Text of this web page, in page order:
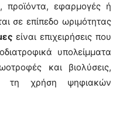
προϊόντα, εφαρμογές ή
σε επίπεδο ωριμότητας
είναι επιχειρήσεις που
υπολείμματα
και βιολύσεις,
τη χρήση ψηφιακών